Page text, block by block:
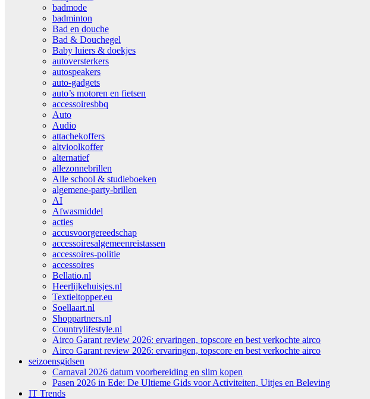
badmode
badminton
Bad en douche
Bad & Douchegel
Baby luiers & doekjes
autoversterkers
autospeakers
auto-gadgets
auto’s motoren en fietsen
accessoiresbbq
Auto
Audio
attachekoffers
altvioolkoffer
alternatief
allezonnebrillen
Alle school & studieboeken
algemene-party-brillen
AI
Afwasmiddel
acties
accusvoorgereedschap
accessoiresalgemeenreistassen
accessoires-politie
accessoires
Bellatio.nl
Heerlijkehuisjes.nl
Textieltopper.eu
Soellaart.nl
Shoppartners.nl
Countrylifestyle.nl
Airco Garant review 2026: ervaringen, topscore en best verkochte airco
Airco Garant review 2026: ervaringen, topscore en best verkochte airco
seizoensgidsen
Carnaval 2026 datum voorbereiding en slim kopen
Pasen 2026 in Ede: De Ultieme Gids voor Activiteiten, Uitjes en Beleving
IT Trends